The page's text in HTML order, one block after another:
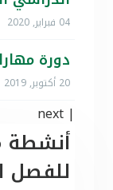
أنشطة
للفصل
04 فبراير, 2020
دورة
20 أكتوبر, 2019
|
next